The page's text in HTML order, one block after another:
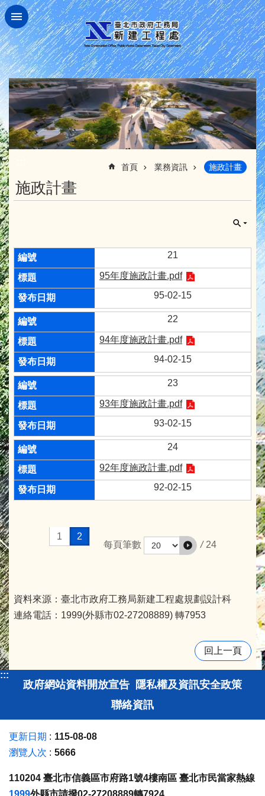
跳到主要內容區塊
首頁 業務資訊 施政計畫
施政計畫
21
95年度施政計畫.pdf
95-02-15
22
94年度施政計畫.pdf
94-02-15
23
93年度施政計畫.pdf
93-02-15
24
92年度施政計畫.pdf
92-02-15
1
2
每頁筆數
/ 24
資料來源：臺北市政府工務局新建工程處規劃設計科
連絡電話：1999(外縣市02-27208889) 轉7953
回上一頁
:::
政府網站資料開放宣告 隱私權及資訊安全政策
聯絡資訊
更新日期
115-08-08
瀏覽人次
5666
110204 臺北市信義區市府路1號4樓南區 臺北市民當家熱線
1999外縣市請撥02-27208889轉7924